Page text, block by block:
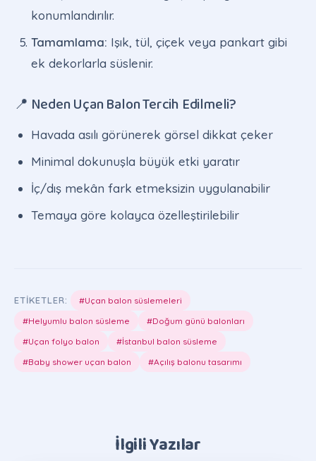
konumlandırılır.
Tamamlama: Işık, tül, çiçek veya pankart gibi
ek dekorlarla süslenir.
📍 Neden Uçan Balon Tercih Edilmeli?
Havada asılı görünerek görsel dikkat çeker
Minimal dokunuşla büyük etki yaratır
İç/dış mekân fark etmeksizin uygulanabilir
Temaya göre kolayca özelleştirilebilir
ETIKETLER:
#Uçan balon süslemeleri
#Helyumlu balon süsleme
#Doğum günü balonları
#Uçan folyo balon
#İstanbul balon süsleme
#Baby shower uçan balon
#Açılış balonu tasarımı
İlgili Yazılar